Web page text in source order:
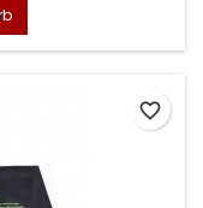
favorite_border